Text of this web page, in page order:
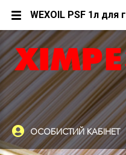
ОСОБИСТИЙ КАБІНЕТ